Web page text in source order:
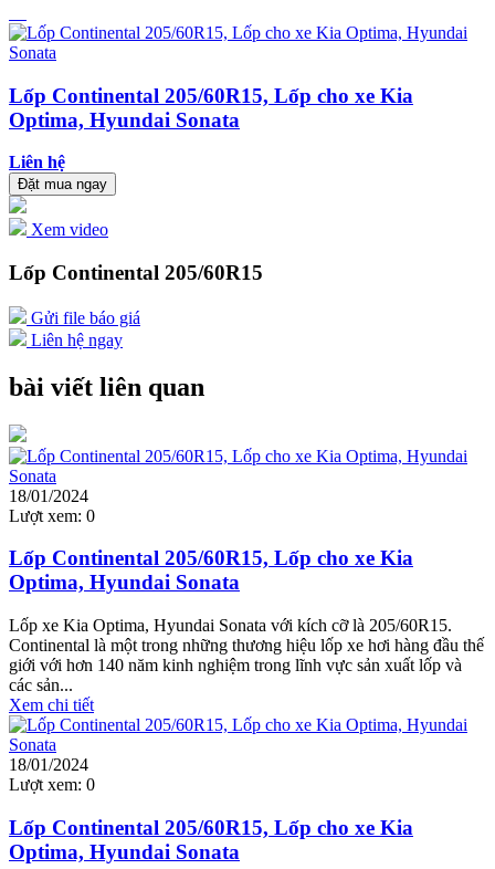
Lốp Continental 205/60R15, Lốp cho xe Kia
Optima, Hyundai Sonata
Liên hệ
Đặt mua ngay
Xem video
Lốp Continental 205/60R15
Gửi file báo giá
Liên hệ ngay
bài viết liên quan
18/01/2024
Lượt xem: 0
Lốp Continental 205/60R15, Lốp cho xe Kia
Optima, Hyundai Sonata
Lốp xe Kia Optima, Hyundai Sonata với kích cỡ là 205/60R15.
Continental là một trong những thương hiệu lốp xe hơi hàng đầu thế
giới với hơn 140 năm kinh nghiệm trong lĩnh vực sản xuất lốp và
các sản...
Xem chi tiết
18/01/2024
Lượt xem: 0
Lốp Continental 205/60R15, Lốp cho xe Kia
Optima, Hyundai Sonata